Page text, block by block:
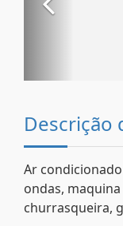
Descrição
Ar
ondas, maquina
churrasqueira,